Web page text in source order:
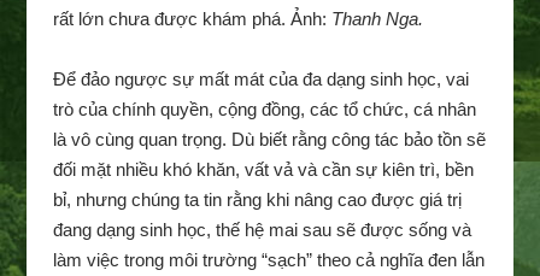
rất lớn chưa được khám phá. Ảnh: Thanh Nga.
Để đảo ngược sự mất mát của đa dạng sinh học, vai
trò của chính quyền, cộng đồng, các tổ chức, cá nhân
là vô cùng quan trọng. Dù biết rằng công tác bảo tồn sẽ
đối mặt nhiều khó khăn, vất vả và cần sự kiên trì, bền
bỉ, nhưng chúng ta tin rằng khi nâng cao được giá trị
đang dạng sinh học, thế hệ mai sau sẽ được sống và
làm việc trong môi trường “sạch” theo cả nghĩa đen lẫn